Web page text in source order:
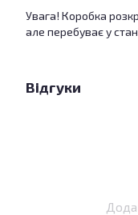
Увага! Коробка
але перебуває у
Відгуки